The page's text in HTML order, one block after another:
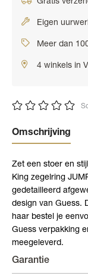
Gratis
Eigen
Meer dan
4 winkels in
Omschrijving
Zet een stoer en
King zegelring
gedetailleerd
design van Guess.
haar bestel je
Guess verpakking
meegeleverd.
Garantie